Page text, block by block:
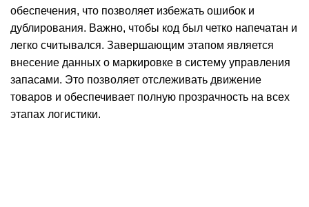
обеспечения, что позволяет избежать ошибок и
дублирования. Важно, чтобы код был четко напечатан и
легко считывался. Завершающим этапом является
внесение данных о маркировке в систему управления
запасами. Это позволяет отслеживать движение
товаров и обеспечивает полную прозрачность на всех
этапах логистики.